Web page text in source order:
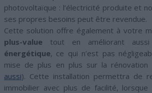
photovoltaïque : l’électricité produite et
ses propres besoins peut être revendue.
Cette solution offre également à votre
plus-value tout en améliorant
énergétique, ce qui n’est pas
mise de plus en plus sur la rénovation
aussi). Cette installation permettra de
immobilier avec plus de facilité,